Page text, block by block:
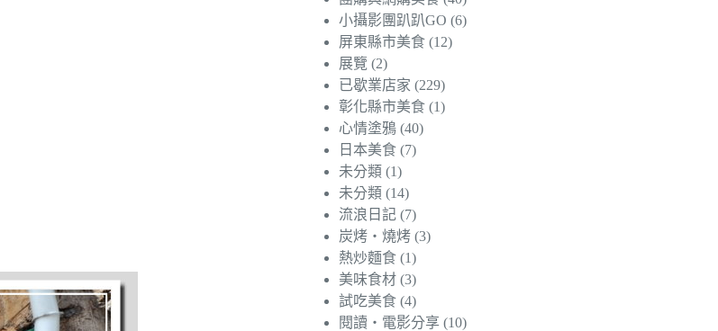
小攝影團趴趴GO (6)
屏東縣市美食 (12)
展覽 (2)
已歇業店家 (229)
彰化縣市美食 (1)
心情塗鴉 (40)
日本美食 (7)
未分類 (1)
未分類 (14)
流浪日記 (7)
炭烤‧燒烤 (3)
熱炒麵食 (1)
美味食材 (3)
試吃美食 (4)
閱讀‧電影分享 (10)